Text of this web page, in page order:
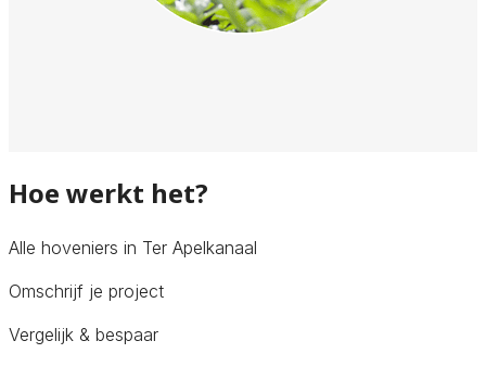
Hoe werkt het?
Alle hoveniers in Ter Apelkanaal
Omschrijf je project
Vergelijk & bespaar